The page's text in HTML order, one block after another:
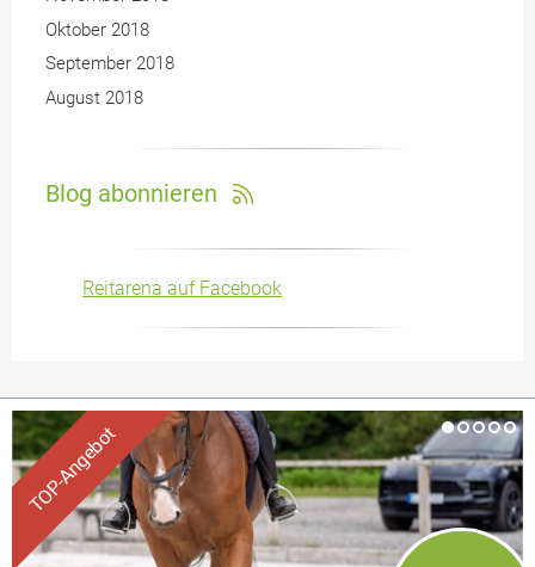
Oktober 2018
September 2018
August 2018
Blog abonnieren
Reitarena auf Facebook